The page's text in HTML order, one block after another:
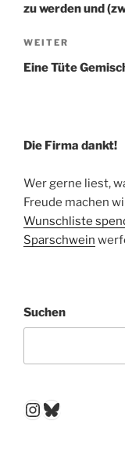
zu werden und
Nächster
Beitrag
WEITER
Eine Tüte
Die Firma dankt!
Wer gerne liest,
Freude machen
Wunschliste
Sparschwein
Suchen
Instagram
Bluesky